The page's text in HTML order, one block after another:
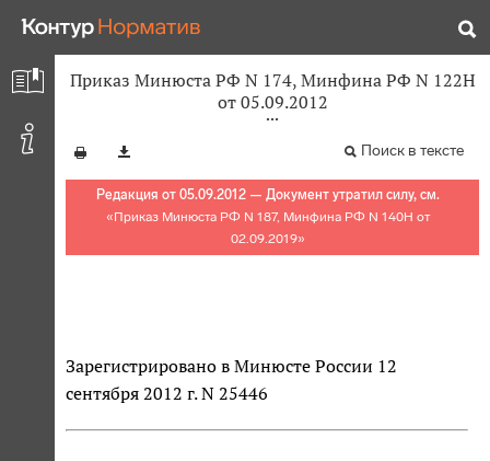
Приказ Минюста РФ N 174, Минфина РФ N 122Н
от 05.09.2012
Поиск в тексте
Редакция от 05.09.2012 — Документ утратил силу, см.
«Приказ Минюста РФ N 187, Минфина РФ N 140Н от
02.09.2019»
Зарегистрировано в Минюсте России 12
сентября 2012 г. N 25446